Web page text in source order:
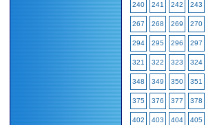
240 241 242 243
267 268 269 270
294 295 296 297
321 322 323 324
348 349 350 351
375 376 377 378
402 403 404 405